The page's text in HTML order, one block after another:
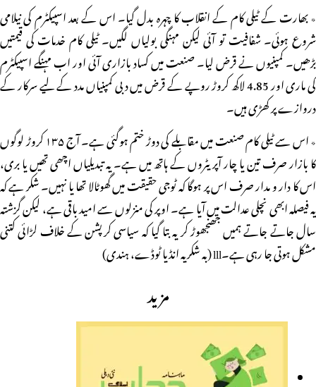
٭ بھارت کے ٹیلی کام کے انقلاب کا چہرہ بدل گیا۔ اس کے بعد اسپیکٹرم کی نیلامی
شروع ہوئی۔ شفافیت تو آئی لیکن مہنگی بولیاں لگیں۔ ٹیلی کام خدمات کی قیمتیں
بڑھیں۔ کمپنیوں نے قرض لیا۔ صنعت میں کساد بازاری آئی اور اب مہنگے اسپیکٹرم
کی ماری اور 4.85 لاکھ کروڑ روپے کے قرض میں دبی کمپنیاں مدد کے لیے سرکار کے
دروازے پر کھڑی ہیں۔
٭ اس سے ٹیلی کام صنعت میں مقابلے کی دوڑ ختم ہوگئی ہے۔ آج ۱۳۵ کروڑ لوگوں
کا بازار صرف تین یا چار آپریٹروں کے ہاتھ میں ہے۔ یہ تبدیلیاں اچھی تھیں یا بری،
اس کا دار و مدار صرف اس پر ہوگا کہ ٹوجی حقیقت میں گھوٹالا تھا یا نہیں۔ شکر ہے کہ
یہ فیصلہ ابھی نچلی عدالت میں آیا ہے۔ اوپر کی منزلوں سے امید باقی ہے، لیکن گزشتہ
سال جاتے جاتے ہمیں جھنجھوڑ کر یہ بتا گیا کہ سیاسی کرپشن کے خلاف لڑائی کتنی
مشکل ہوتی جا رہی ہے۔lll (بہ شکریہ انڈیا ٹوڈے، ہندی)
مزید